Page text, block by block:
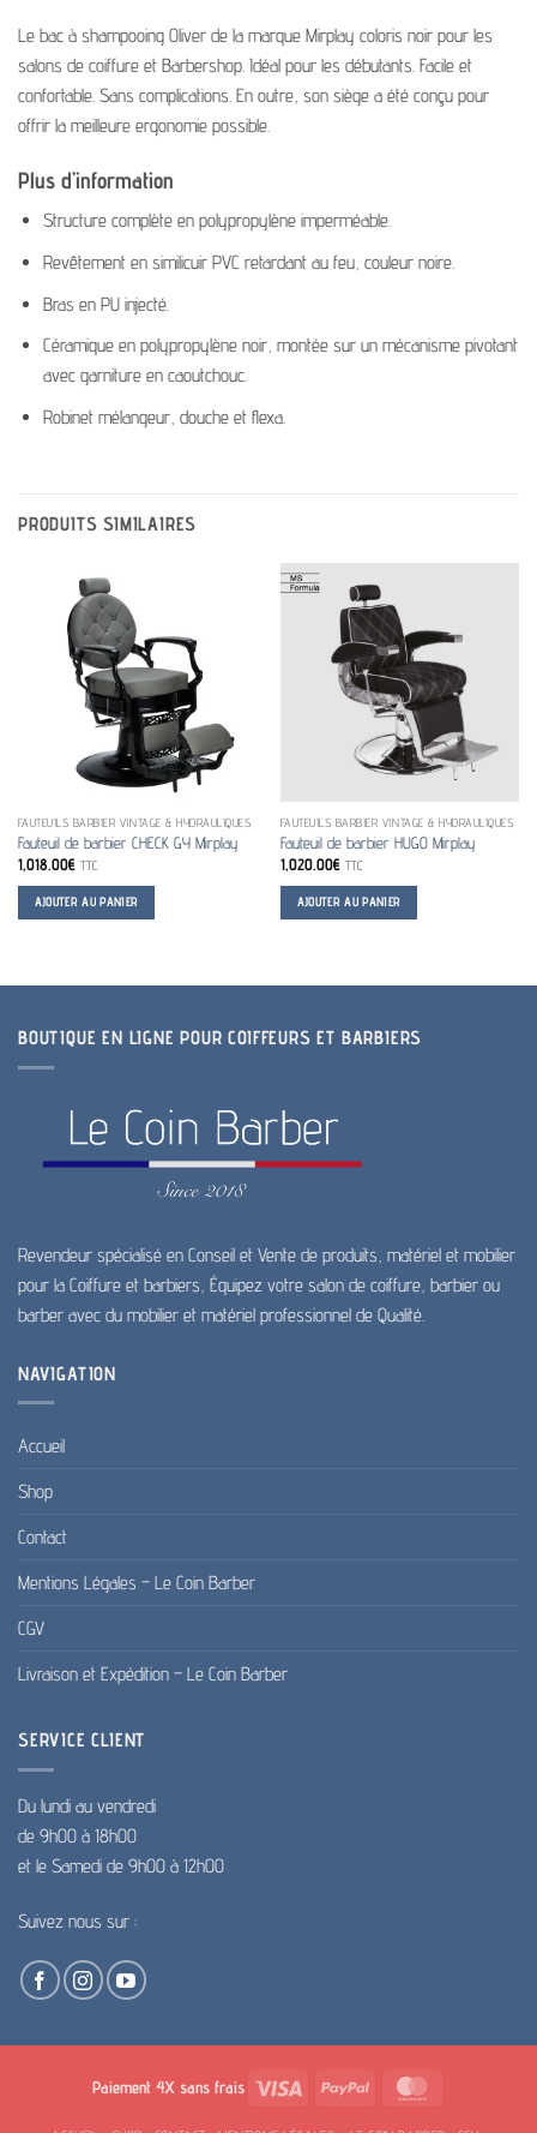
Le bac à shampooing Oliver de la marque Mirplay coloris noir pour les
salons de coiffure et Barbershop. Idéal pour les débutants. Facile et
confortable. Sans complications. En outre, son siège a été conçu pour
offrir la meilleure ergonomie possible.
Plus d’information
Structure complète en polypropylène imperméable.
Revêtement en similicuir PVC retardant au feu, couleur noire.
Bras en PU injecté.
Céramique en polypropylène noir, montée sur un mécanisme pivotant
avec garniture en caoutchouc.
Robinet mélangeur, douche et flexa.
PRODUITS SIMILAIRES
FAUTEUILS BARBIER VINTAGE & HYDRAULIQUES
Fauteuil de barbier CHECK GY Mirplay
1,018.00€ TTC
AJOUTER AU PANIER
FAUTEUILS BARBIER VINTAGE & HYDRAULIQUES
Fauteuil de barbier HUGO Mirplay
1,020.00€ TTC
AJOUTER AU PANIER
BOUTIQUE EN LIGNE POUR COIFFEURS ET BARBIERS
Revendeur spécialisé en Conseil et Vente de produits, matériel et mobilier
pour la Coiffure et barbiers, Équipez votre salon de coiffure, barbier ou
barber avec du mobilier et matériel professionnel de Qualité.
NAVIGATION
Accueil
Shop
Contact
Mentions Légales – Le Coin Barber
CGV
Livraison et Expédition – Le Coin Barber
SERVICE CLIENT
Du lundi au vendredi
de 9h00 à 18h00
et le Samedi de 9h00 à 12h00
Suivez nous sur :
Paiement 4X sans frais Visa PayPal